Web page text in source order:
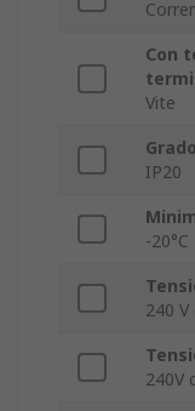
Con
Vite
IP20
-20°C
240 V
240V